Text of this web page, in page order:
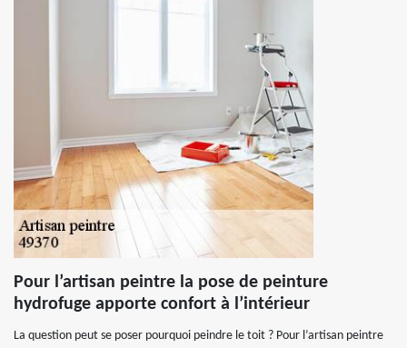
Pour l’artisan peintre la pose de peinture
hydrofuge apporte confort à l’intérieur
La question peut se poser pourquoi peindre le toit ? Pour l’artisan peintre